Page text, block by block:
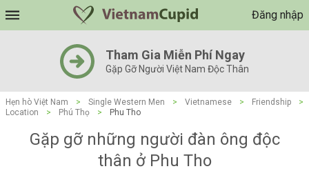
Đăng nhập
Tham Gia Miễn Phí Ngay
Gặp Gỡ Người Việt Nam Độc Thân
Hẹn hò Việt Nam > Single Western Men > Vietnamese > Friendship
>
Location
> Phú Thọ > Phu Tho
Gặp gỡ những người đàn ông độc
thân ở Phu Tho